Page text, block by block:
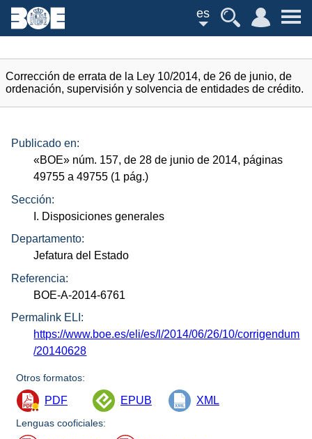
es
Corrección de errata de la Ley 10/2014, de 26 de junio, de
ordenación, supervisión y solvencia de entidades de crédito.
Publicado en:
«BOE» núm. 157, de 28 de junio de 2014, páginas
49755 a 49755 (1 pág.)
Sección:
I. Disposiciones generales
Departamento:
Jefatura del Estado
Referencia:
BOE-A-2014-6761
Permalink ELI:
https://www.boe.es/eli/es/l/2014/06/26/10/corrigendum
/20140628
Otros formatos:
PDF EPUB XML
Lenguas cooficiales: